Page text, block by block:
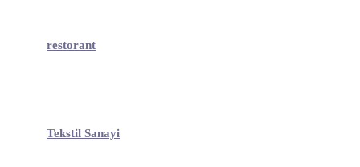
restorant
Tekstil Sanayi